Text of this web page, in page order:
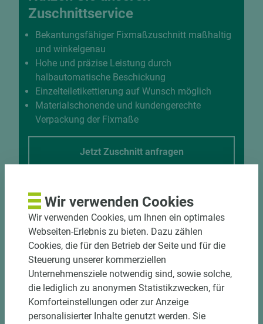
Zuschnittservice
Bekantungsfähiger Fixmaßzuschnitt maßhaltig
und winkelgenau
Hohe und präzise Leistung durch
halbautomatische Beschickung
Einzelteiletikettierung auf Wunsch möglich
Materialschonende und kundengerechte
Verpackung der Fixmaße
Jetzt Zuschnitt anfragen
Wir verwenden Cookies
Wir verwenden Cookies, um Ihnen ein optimales
Webseiten-Erlebnis zu bieten. Dazu zählen
Cookies, die für den Betrieb der Seite und für die
Steuerung unserer kommerziellen
Unternehmensziele notwendig sind, sowie solche,
die lediglich zu anonymen Statistikzwecken, für
Komforteinstellungen oder zur Anzeige
personalisierter Inhalte genutzt werden. Sie